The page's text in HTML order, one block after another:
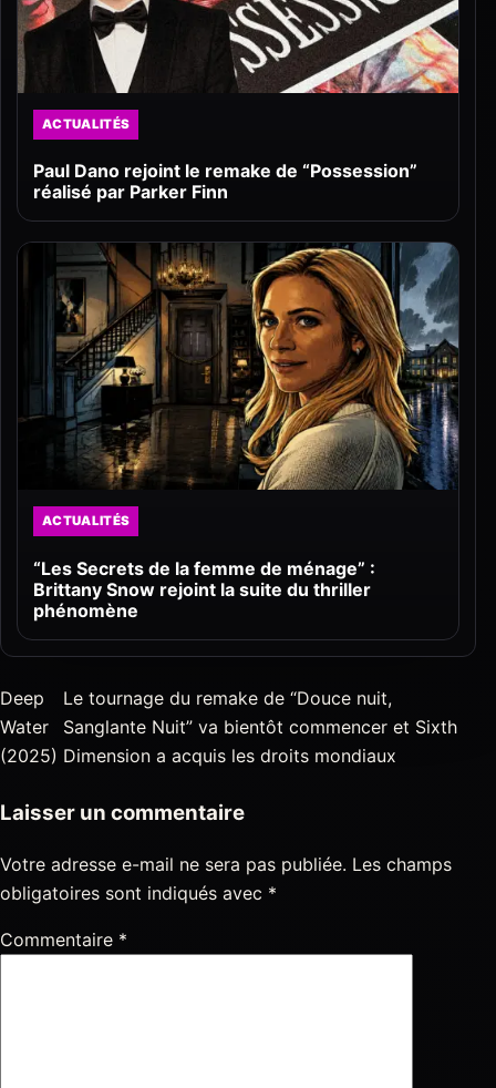
ACTUALITÉS
Paul Dano rejoint le remake de “Possession”
réalisé par Parker Finn
ACTUALITÉS
“Les Secrets de la femme de ménage” :
Brittany Snow rejoint la suite du thriller
phénomène
Deep
Water
(2025)
Le tournage du remake de “Douce nuit,
Sanglante Nuit” va bientôt commencer et Sixth
Dimension a acquis les droits mondiaux
Laisser un commentaire
Votre adresse e-mail ne sera pas publiée. Les champs
obligatoires sont indiqués avec *
Commentaire *